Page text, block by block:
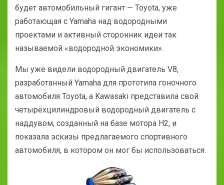
будет автомобильный гигант — Toyota, уже
работающая с Yamaha над водородными
проектами и активный сторонник идеи так
называемой «водородной экономики».
Мы уже видели водородный двигатель V8,
разработанный Yamaha для прототипа гоночного
автомобиля Toyota, а Kawasaki представила свой
четырёхцилиндровый водородный двигатель с
наддувом, созданный на базе мотора H2, и
показала эскизы предлагаемого спортивного
автомобиля, в котором он мог бы использоваться.